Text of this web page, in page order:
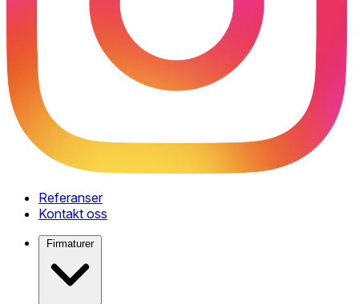
Referanser
Kontakt oss
Firmaturer